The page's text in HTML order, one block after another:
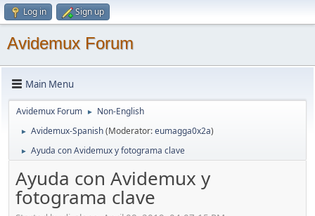
Log in Sign up
Avidemux Forum
Main Menu
Avidemux Forum ► Non-English
► Avidemux-Spanish(Moderator:eumagga0x2a)
► Ayuda con Avidemux y fotograma clave
Ayuda con Avidemux y
fotograma clave